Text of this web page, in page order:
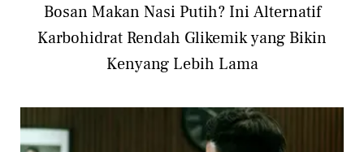
Bosan Makan Nasi Putih? Ini Alternatif
Karbohidrat Rendah Glikemik yang Bikin
Kenyang Lebih Lama